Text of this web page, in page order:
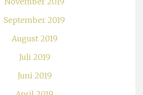
September 2019
August 2019
Juli 2019
Juni 2019